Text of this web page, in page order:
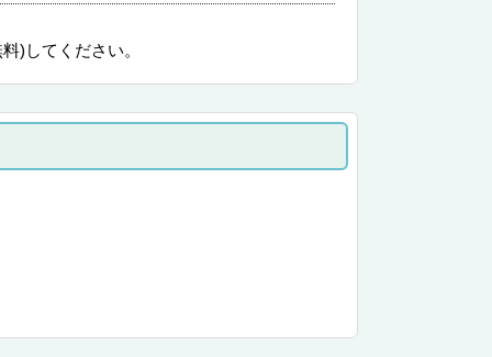
)してください。